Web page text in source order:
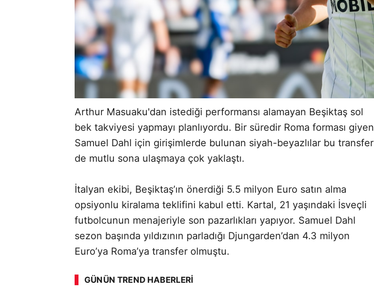
Arthur Masuaku'dan istediği performansı alamayan Beşiktaş sol
bek takviyesi yapmayı planlıyordu. Bir süredir Roma forması giyen
Samuel Dahl için girişimlerde bulunan siyah-beyazlılar bu transfer
de mutlu sona ulaşmaya çok yaklaştı.
İtalyan ekibi, Beşiktaş’ın önerdiği 5.5 milyon Euro satın alma
opsiyonlu kiralama teklifini kabul etti. Kartal, 21 yaşındaki İsveçli
futbolcunun menajeriyle son pazarlıkları yapıyor. Samuel Dahl
sezon başında yıldızının parladığı Djungarden’dan 4.3 milyon
Euro’ya Roma’ya transfer olmuştu.
GÜNÜN TREND HABERLERI